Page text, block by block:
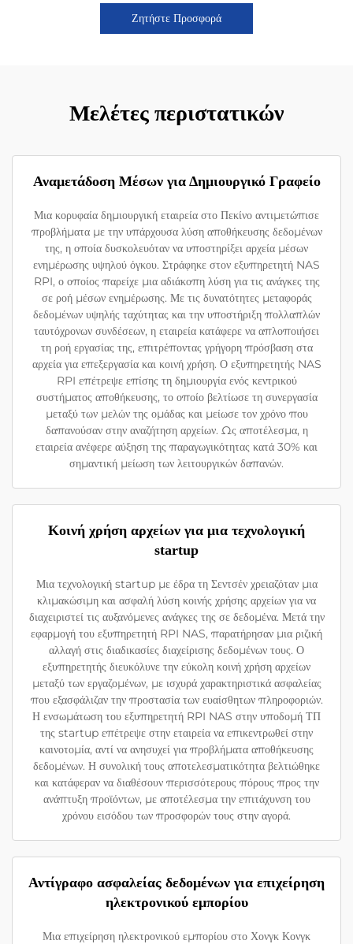
Ζητήστε Προσφορά
Μελέτες περιστατικών
Αναμετάδοση Μέσων για Δημιουργικό Γραφείο
Μια κορυφαία δημιουργική εταιρεία στο Πεκίνο αντιμετώπισε
προβλήματα με την υπάρχουσα λύση αποθήκευσης δεδομένων
της, η οποία δυσκολευόταν να υποστηρίξει αρχεία μέσων
ενημέρωσης υψηλού όγκου. Στράφηκε στον εξυπηρετητή NAS
RPI, ο οποίος παρείχε μια αδιάκοπη λύση για τις ανάγκες της
σε ροή μέσων ενημέρωσης. Με τις δυνατότητες μεταφοράς
δεδομένων υψηλής ταχύτητας και την υποστήριξη πολλαπλών
ταυτόχρονων συνδέσεων, η εταιρεία κατάφερε να απλοποιήσει
τη ροή εργασίας της, επιτρέποντας γρήγορη πρόσβαση στα
αρχεία για επεξεργασία και κοινή χρήση. Ο εξυπηρετητής NAS
RPI επέτρεψε επίσης τη δημιουργία ενός κεντρικού
συστήματος αποθήκευσης, το οποίο βελτίωσε τη συνεργασία
μεταξύ των μελών της ομάδας και μείωσε τον χρόνο που
δαπανούσαν στην αναζήτηση αρχείων. Ως αποτέλεσμα, η
εταιρεία ανέφερε αύξηση της παραγωγικότητας κατά 30% και
σημαντική μείωση των λειτουργικών δαπανών.
Κοινή χρήση αρχείων για μια τεχνολογική
startup
Μια τεχνολογική startup με έδρα τη Σεντσέν χρειαζόταν μια
κλιμακώσιμη και ασφαλή λύση κοινής χρήσης αρχείων για να
διαχειριστεί τις αυξανόμενες ανάγκες της σε δεδομένα. Μετά την
εφαρμογή του εξυπηρετητή RPI NAS, παρατήρησαν μια ριζική
αλλαγή στις διαδικασίες διαχείρισης δεδομένων τους. Ο
εξυπηρετητής διευκόλυνε την εύκολη κοινή χρήση αρχείων
μεταξύ των εργαζομένων, με ισχυρά χαρακτηριστικά ασφαλείας
που εξασφάλιζαν την προστασία των ευαίσθητων πληροφοριών.
Η ενσωμάτωση του εξυπηρετητή RPI NAS στην υποδομή ΤΠ
της startup επέτρεψε στην εταιρεία να επικεντρωθεί στην
καινοτομία, αντί να ανησυχεί για προβλήματα αποθήκευσης
δεδομένων. Η συνολική τους αποτελεσματικότητα βελτιώθηκε
και κατάφεραν να διαθέσουν περισσότερους πόρους προς την
ανάπτυξη προϊόντων, με αποτέλεσμα την επιτάχυνση του
χρόνου εισόδου των προσφορών τους στην αγορά.
Αντίγραφο ασφαλείας δεδομένων για επιχείρηση
ηλεκτρονικού εμπορίου
Μια επιχείρηση ηλεκτρονικού εμπορίου στο Χονγκ Κονγκ